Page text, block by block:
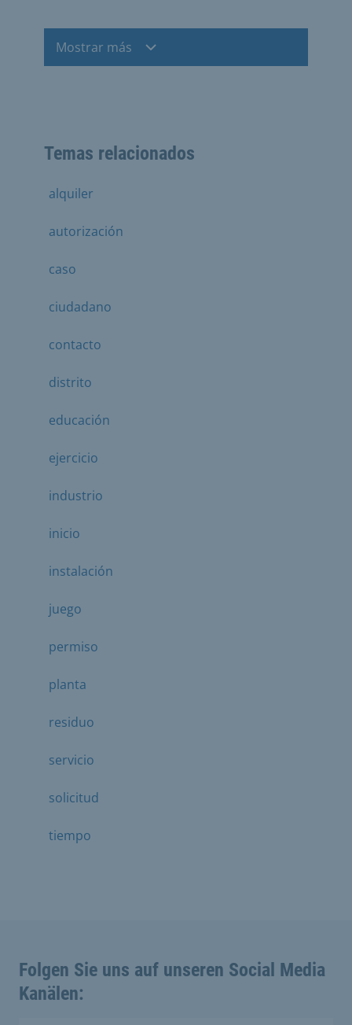
Mostrar más
Temas relacionados
alquiler
autorización
caso
ciudadano
contacto
distrito
educación
ejercicio
industrio
inicio
instalación
juego
permiso
planta
residuo
servicio
solicitud
tiempo
Folgen Sie uns auf unseren Social Media
Kanälen: